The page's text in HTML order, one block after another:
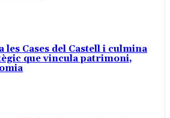
les Cases del Castell i culmina
que vincula patrimoni,